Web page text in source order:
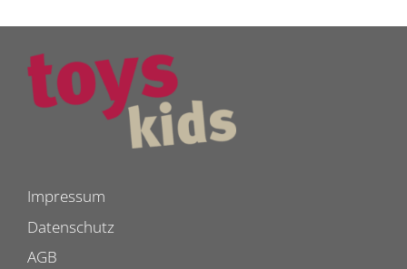
Impressum
Datenschutz
AGB